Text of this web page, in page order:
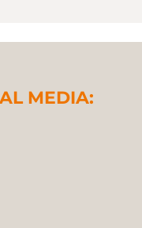
MEDIA: